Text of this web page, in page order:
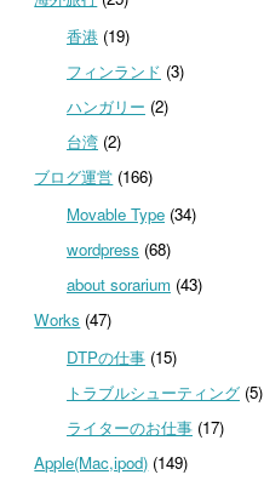
香港(19)
フィンランド (3)
ハンガリー (2)
台湾(2)
ブログ運営 (166)
Movable Type(34)
wordpress (68)
about sorarium(43)
Works (47)
DTPの仕事(15)
トラブルシューティング(5)
ライターのお仕事(17)
Apple(Mac,ipod) (149)